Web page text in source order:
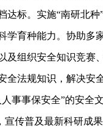
标。实施“南研北种”
学育种能力。协助多
及组织安全知识竞赛
全法规知识，解决安
事事保安全”的安全
宣传普及最新科研成